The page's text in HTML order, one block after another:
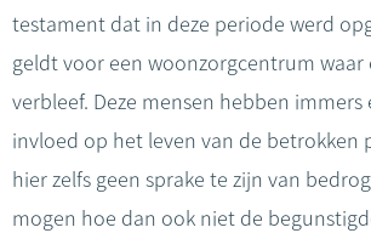
testament dat in deze periode werd
geldt voor een woonzorgcentrum waar
verbleef. Deze mensen hebben immers
invloed op het leven van de betrokken
hier zelfs geen sprake te zijn van
mogen hoe dan ook niet de